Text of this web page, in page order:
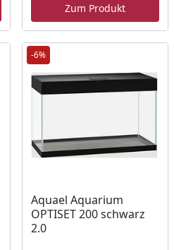
Zum Produkt
-6%
Aquael Aquarium
OPTISET 200 schwarz
2.0